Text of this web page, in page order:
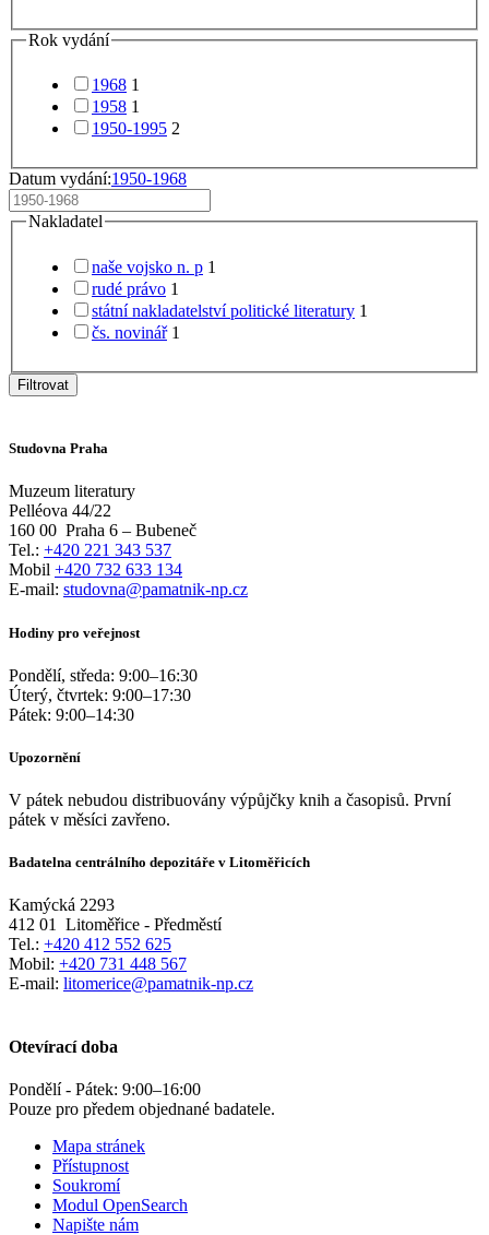
Rok vydání
1968 1
1958 1
1950-1995 2
Datum vydání:1950-1968
Nakladatel
naše vojsko n. p 1
rudé právo 1
státní nakladatelství politické literatury 1
čs. novinář 1
Filtrovat
Studovna Praha
Muzeum literatury
Pelléova 44/22
160 00 Praha 6 – Bubeneč
Tel.: +420 221 343 537
Mobil +420 732 633 134
E-mail: studovna@pamatnik-np.cz
Hodiny pro veřejnost
Pondělí, středa: 9:00–16:30
Úterý, čtvrtek: 9:00–17:30
Pátek: 9:00–14:30
Upozornění
V pátek nebudou distribuovány výpůjčky knih a časopisů. První
pátek v měsíci zavřeno.
Badatelna centrálního depozitáře v Litoměřicích
Kamýcká 2293
412 01 Litoměřice - Předměstí
Tel.: +420 412 552 625
Mobil: +420 731 448 567
E-mail: litomerice@pamatnik-np.cz
Otevírací doba
Pondělí - Pátek: 9:00–16:00
Pouze pro předem objednané badatele.
Mapa stránek
Přístupnost
Soukromí
Modul OpenSearch
Napište nám